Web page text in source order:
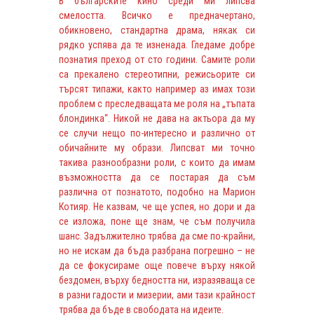
смелостта. Всичко е предначертано,
обикновено, стандартна драма, някак си
рядко успява да те изненада. Гледаме добре
познатия преход от сто години. Самите роли
са прекалено стереотипни, режисьорите си
търсят типажи, както например аз имах този
проблем с преследващата ме роля на „тъпата
блондинка“. Никой не дава на актьора да му
се случи нещо по-интересно и различно от
обичайните му образи. Липсват ми точно
такива разнообразни роли, с които да имам
възможността да се постарая да съм
различна от познатото, подобно на Марион
Котияр. Не казвам, че ще успея, но дори и да
се изложа, поне ще знам, че съм получила
шанс. Задължително трябва да сме по-крайни,
но не искам да бъда разбрана погрешно – не
да се фокусираме още повече върху някой
бездомен, върху бедността ни, изразяваща се
в разни гадости и мизерии, ами тази крайност
трябва да бъде в свободата на идеите.